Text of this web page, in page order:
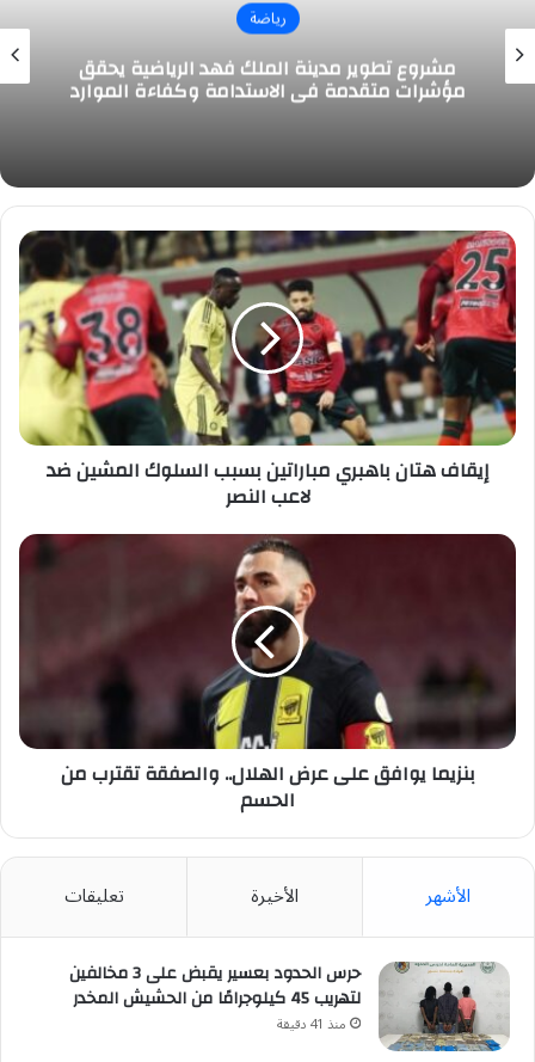
رياضة
مشروع تطوير مدينة الملك فهد الرياضية يحقق
مؤشرات متقدمة في الاستدامة وكفاءة الموارد
إيقاف
هتان
باهبري
مباراتين
بسبب
السلوك
المشين
ضد
لاعب
النصرإيقاف هتان باهبري مباراتين بسبب السلوك المشين ضد
لاعب النصر
بنزيما
الهلال..
والصفقة
تقترب
من
الحسم
بنزيما يوافق على عرض الهلال.. والصفقة تقترب من
الحسم
الأشهر الأخيرة تعليقات
حرس الحدود بعسير يقبض على 3 مخالفين
لتهريب 45 كيلوجرامًا من الحشيش المخدر
منذ 41 دقيقة